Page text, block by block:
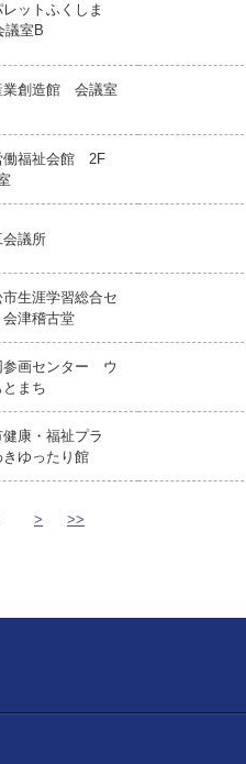
レットふくしま
室B
業創造館 会議室
働福祉会館 2F
会議所
生涯学習総合セ
津稽古堂
参画センター ウ
とまち
康・福祉プラ
ゆったり館
> >>